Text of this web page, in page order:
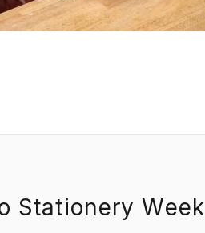
Stationery Week